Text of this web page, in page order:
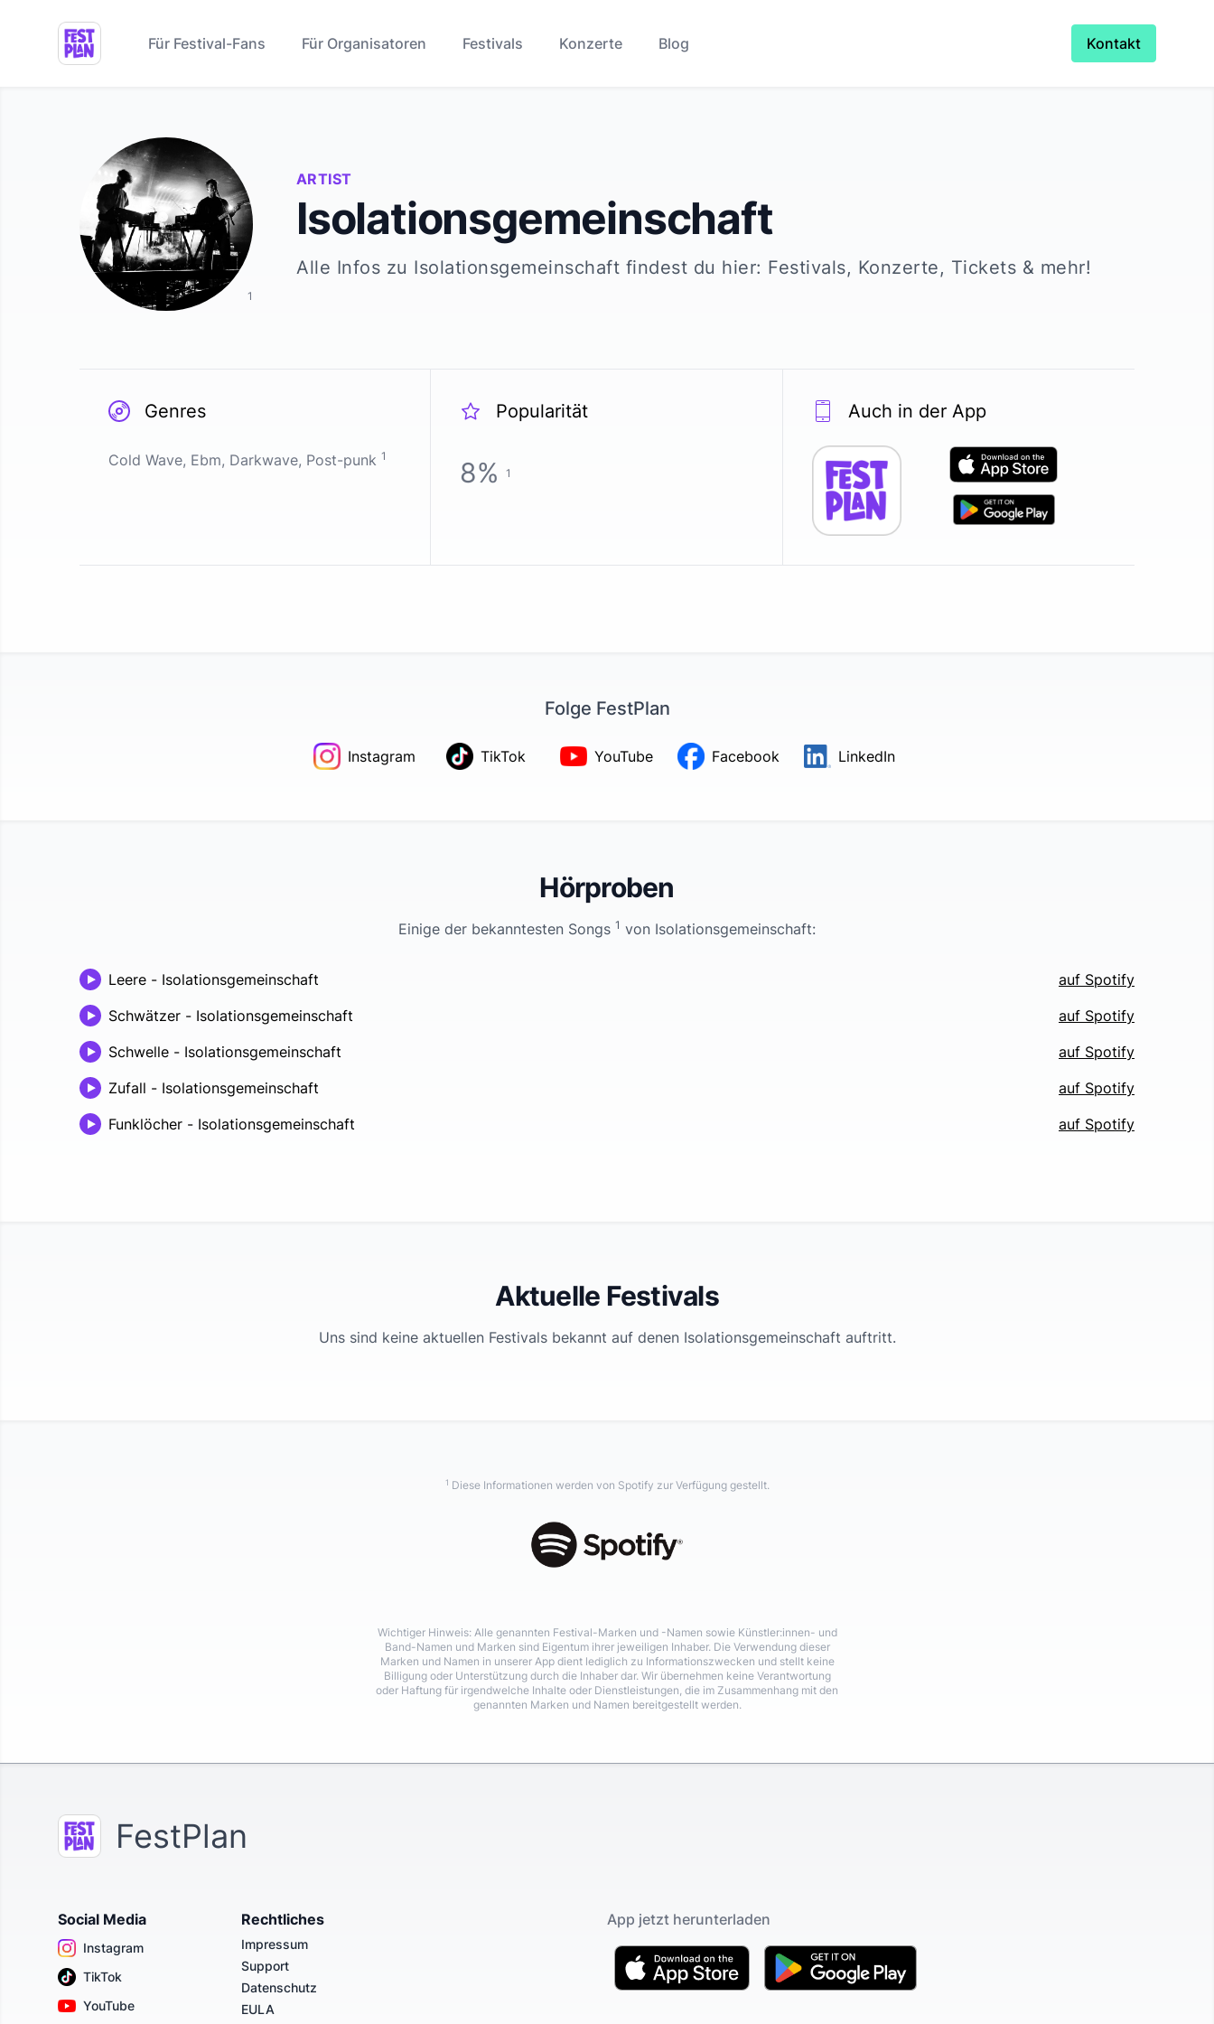
Für Festival-Fans Für Organisatoren Festivals Konzerte Blog Kontakt
ARTIST
Isolationsgemeinschaft
Alle Infos zu Isolationsgemeinschaft findest du hier: Festivals, Konzerte, Tickets & mehr!
1
Genres
Cold Wave, Ebm, Darkwave, Post-punk 1
Popularität
8% 1
Auch in der App
Folge FestPlan
Instagram TikTok YouTube Facebook LinkedIn
Hörproben
Einige der bekanntesten Songs 1 von Isolationsgemeinschaft:
Leere - Isolationsgemeinschaft
auf Spotify
Schwätzer - Isolationsgemeinschaft
auf Spotify
Schwelle - Isolationsgemeinschaft
auf Spotify
Zufall - Isolationsgemeinschaft
auf Spotify
Funklöcher - Isolationsgemeinschaft auf Spotify
Aktuelle Festivals
Uns sind keine aktuellen Festivals bekannt auf denen Isolationsgemeinschaft auftritt.
1 Diese Informationen werden von Spotify zur Verfügung gestellt.
Wichtiger Hinweis: Alle genannten Festival-Marken und -Namen sowie Künstler:innen- und
Band-Namen und Marken sind Eigentum ihrer jeweiligen Inhaber. Die Verwendung dieser
Marken und Namen in unserer App dient lediglich zu Informationszwecken und stellt keine
Billigung oder Unterstützung durch die Inhaber dar. Wir übernehmen keine Verantwortung
oder Haftung für irgendwelche Inhalte oder Dienstleistungen, die im Zusammenhang mit den
genannten Marken und Namen bereitgestellt werden.
FestPlan
Social Media
Instagram
TikTok
YouTube
Rechtliches
Impressum
Support
Datenschutz
EULA
App jetzt herunterladen